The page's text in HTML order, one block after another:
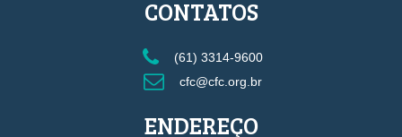
CONTATOS
(61) 3314-9600
cfc@cfc.org.br
ENDEREÇO